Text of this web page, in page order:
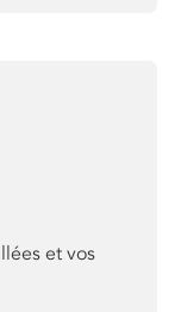
et vos